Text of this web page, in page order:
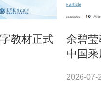
教材正式
余碧
中国
2026-07-